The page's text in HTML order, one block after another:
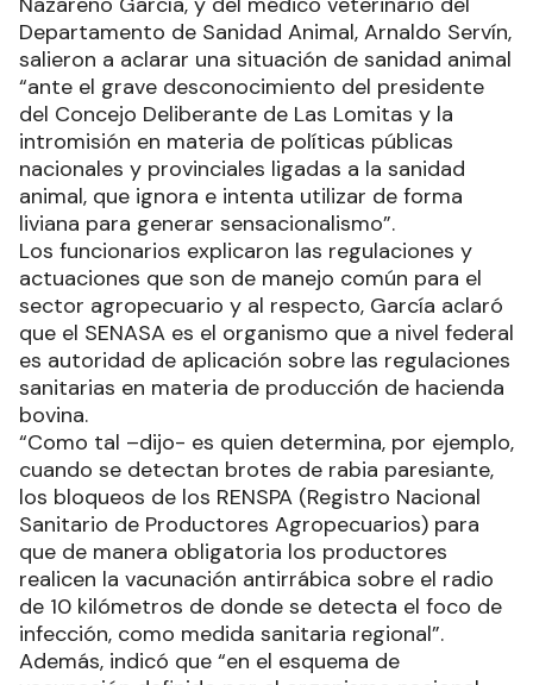
Departamento de Sanidad Animal, Arnaldo Servín,
salieron a aclarar una situación de sanidad animal
“ante el grave desconocimiento del presidente
del Concejo Deliberante de Las Lomitas y la
intromisión en materia de políticas públicas
nacionales y provinciales ligadas a la sanidad
animal, que ignora e intenta utilizar de forma
liviana para generar sensacionalismo”.
Los funcionarios explicaron las regulaciones y
actuaciones que son de manejo común para el
sector agropecuario y al respecto, García aclaró
que el SENASA es el organismo que a nivel federal
es autoridad de aplicación sobre las regulaciones
sanitarias en materia de producción de hacienda
bovina.
“Como tal –dijo- es quien determina, por ejemplo,
cuando se detectan brotes de rabia paresiante,
los bloqueos de los RENSPA (Registro Nacional
Sanitario de Productores Agropecuarios) para
que de manera obligatoria los productores
realicen la vacunación antirrábica sobre el radio
de 10 kilómetros de donde se detecta el foco de
infección, como medida sanitaria regional”.
Además, indicó que “en el esquema de